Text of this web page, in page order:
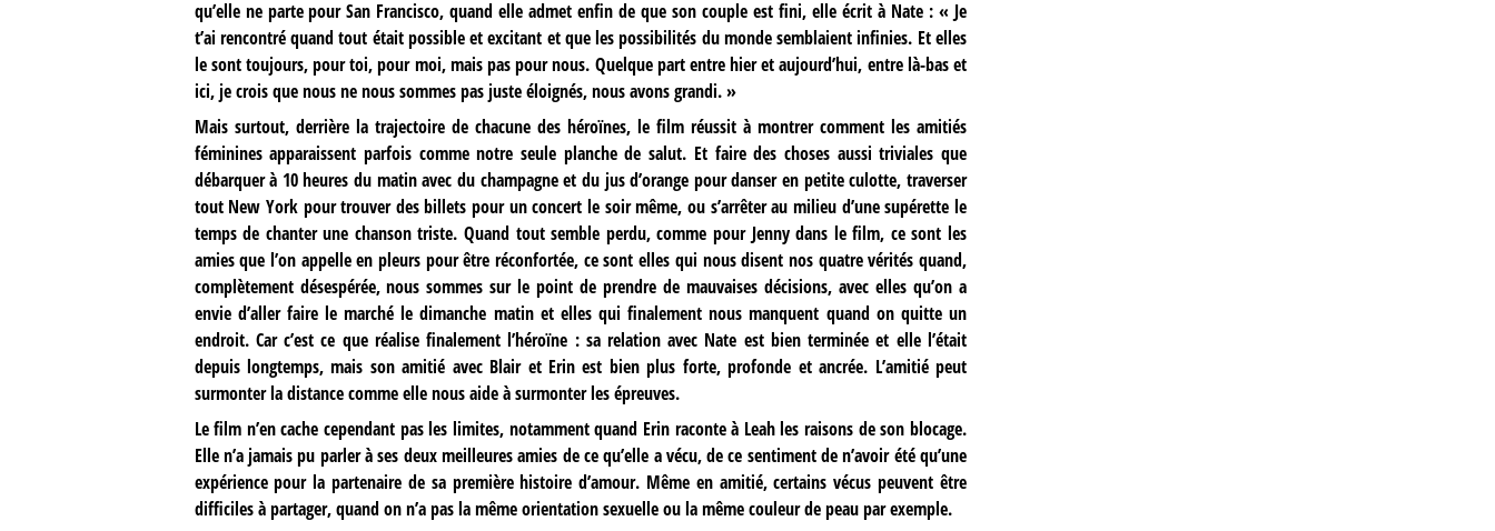
qu’elle ne parte pour San Francisco, quand elle admet enfin de que son couple est fini, elle écrit à Nate : « Je
t’ai rencontré quand tout était possible et excitant et que les possibilités du monde semblaient infinies. Et elles
le sont toujours, pour toi, pour moi, mais pas pour nous. Quelque part entre hier et aujourd’hui, entre là-bas et
ici, je crois que nous ne nous sommes pas juste éloignés, nous avons grandi. »
Mais surtout, derrière la trajectoire de chacune des héroïnes, le film réussit à montrer comment les amitiés
féminines apparaissent parfois comme notre seule planche de salut. Et faire des choses aussi triviales que
débarquer à 10 heures du matin avec du champagne et du jus d’orange pour danser en petite culotte, traverser
tout New York pour trouver des billets pour un concert le soir même, ou s’arrêter au milieu d’une supérette le
temps de chanter une chanson triste. Quand tout semble perdu, comme pour Jenny dans le film, ce sont les
amies que l’on appelle en pleurs pour être réconfortée, ce sont elles qui nous disent nos quatre vérités quand,
complètement désespérée, nous sommes sur le point de prendre de mauvaises décisions, avec elles qu’on a
envie d’aller faire le marché le dimanche matin et elles qui finalement nous manquent quand on quitte un
endroit. Car c’est ce que réalise finalement l’héroïne : sa relation avec Nate est bien terminée et elle l’était
depuis longtemps, mais son amitié avec Blair et Erin est bien plus forte, profonde et ancrée. L’amitié peut
surmonter la distance comme elle nous aide à surmonter les épreuves.
Le film n’en cache cependant pas les limites, notamment quand Erin raconte à Leah les raisons de son blocage.
Elle n’a jamais pu parler à ses deux meilleures amies de ce qu’elle a vécu, de ce sentiment de n’avoir été qu’une
expérience pour la partenaire de sa première histoire d’amour. Même en amitié, certains vécus peuvent être
difficiles à partager, quand on n’a pas la même orientation sexuelle ou la même couleur de peau par exemple.